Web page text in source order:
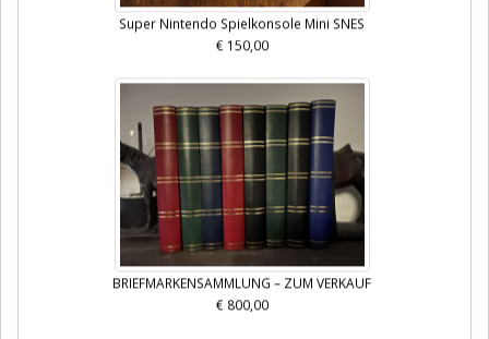
Super Nintendo Spielkonsole Mini SNES
€ 150,00
BRIEFMARKENSAMMLUNG – ZUM VERKAUF
€ 800,00